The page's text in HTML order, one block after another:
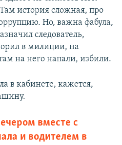
история сложная, про
Но, важна фабула,
следователь,
в милиции, на
на него напали, избили.
в кабинете, кажется,
вместе с
и водителем в